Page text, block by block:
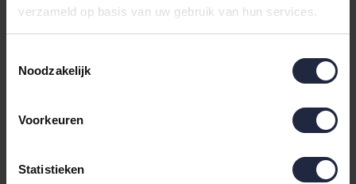
verzameld op basis van uw gebruik van hun services.
Noodzakelijk
Voorkeuren
Statistieken
Gilder Katoen zomer
49,95 67,95